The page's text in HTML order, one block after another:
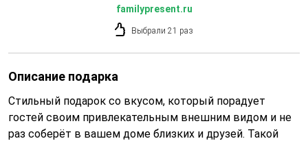
familypresent.ru
Выбрали 21 раз
Описание подарка
Стильный подарок со вкусом, который порадует
гостей своим привлекательным внешним видом и не
раз соберёт в вашем доме близких и друзей. Такой